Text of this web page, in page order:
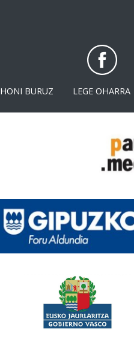
HONI BURUZ LEGE OHARRA